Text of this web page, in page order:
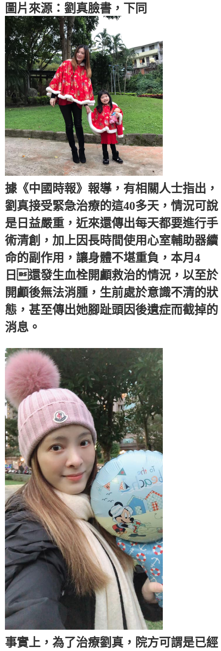
圖片來源：劉真臉書，下同
據《中國時報》報導，有相關人士指出，
劉真接受緊急治療的這40多天，情況可說
是日益嚴重，近來還傳出每天都要進行手
術清創，加上因長時間使用心室輔助器續
命的副作用，讓身體不堪重負，本月4
日還發生血栓開顱救治的情況，以至於
開顱後無法消腫，生前處於意識不清的狀
態，甚至傳出她腳趾頭因後遺症而截掉的
消息。
事實上，為了治療劉真，院方可謂是已經